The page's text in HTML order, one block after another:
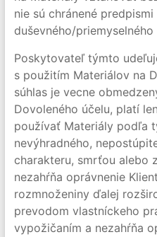
nie sú chránené
duševného/
Poskytovateľ týmto
s použitím Materiálov na
súhlas je vecne
Dovoleného účelu, platí
používať Materiály podľa
nevýhradného,
charakteru, smrťou alebo
nezahŕňa oprávnenie
rozmnoženiny ďalej
prevodom vlastníckeho
vypožičaním a nezahŕňa